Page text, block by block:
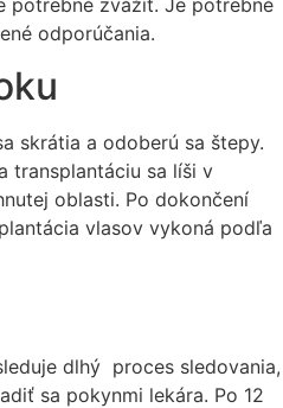
odporúčania.
skrátia a odoberú sa štepy.
transplantáciu sa líši v
oblasti. Po dokončení
vlasov vykoná podľa
dlhý proces sledovania,
sa pokynmi lekára. Po 12